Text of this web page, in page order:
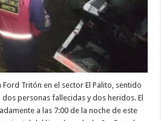
Tritón en el sector El Palito, sentido
personas fallecidas y dos heridos. El
a las 7:00 de la noche de este